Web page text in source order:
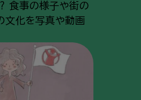
食事の様子や街の
文化を写真や動画